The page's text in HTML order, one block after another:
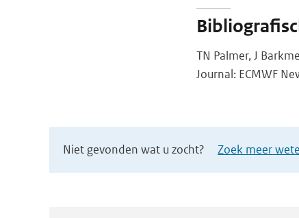
TN Palmer, J
Journal: ECMWF
Niet gevonden wat u zocht? Zoek meer